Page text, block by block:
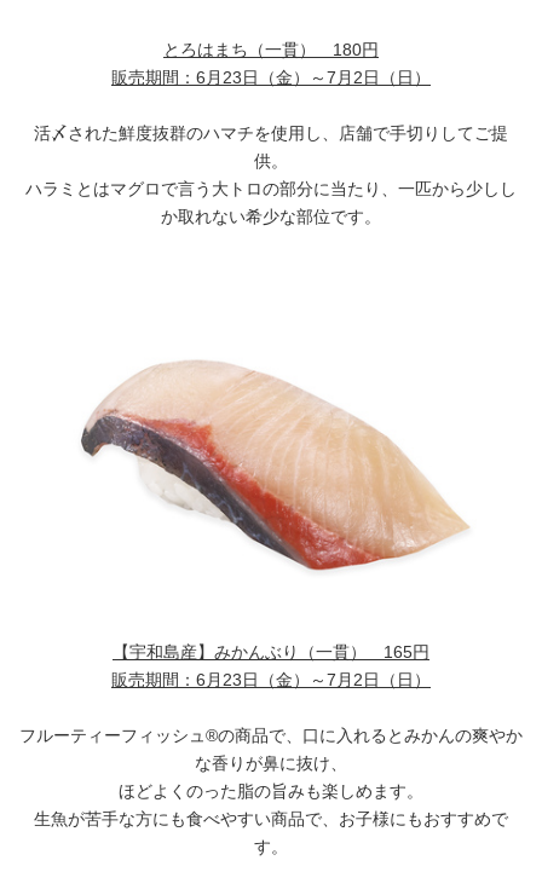
とろはまち（一貫） 180円
販売期間： 6月23日（金）～7月2日（日）
活〆された鮮度抜群のハマチを使用し、店舗で手切りしてご提
供。
ハラミとはマグロで言う大トロの部分に当たり、一匹から少しし
か取れない希少な部位です。
【宇和島産】みかんぶり（一貫） 165円
販売期間： 6月23日（金）～7月2日（日）
フルーティーフィッシュ®の商品で、口に入れるとみかんの爽やか
な香りが鼻に抜け、
ほどよくのった脂の旨みも楽しめます。
生魚が苦手な方にも食べやすい商品で、お子様にもおすすめで
す。